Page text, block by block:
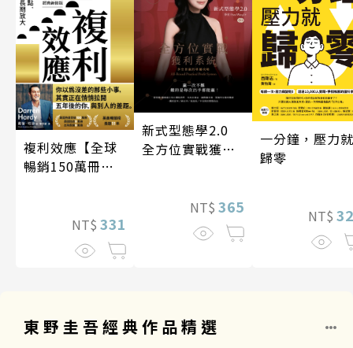
複利效應【全球
暢銷150萬冊・
NT$ 331
新式型態學2.0
全方位實戰獲利
NT$ 365
一分鐘，壓力就
歸零
NT$
東野圭吾經典作品精選